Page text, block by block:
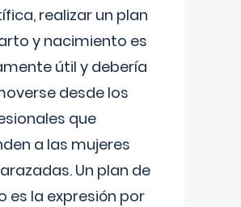
realizar un plan
y nacimiento es
útil y debería
desde los
que
a las mujeres
Un plan de
es la expresión por